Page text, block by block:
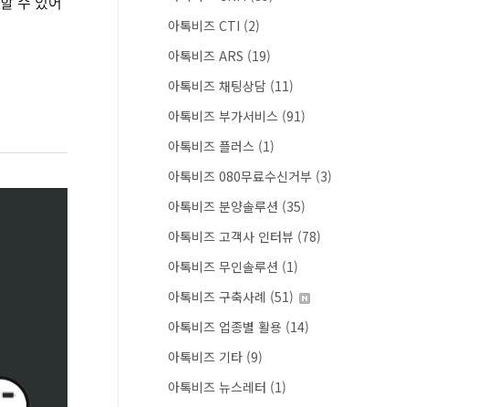
아톡비즈 CTI (2)
아톡비즈 ARS (19)
아톡비즈 채팅상담 (11)
아톡비즈 부가서비스 (91)
아톡비즈 플러스 (1)
아톡비즈 080무료수신거부 (3)
아톡비즈 분양솔루션 (35)
아톡비즈 고객사 인터뷰 (78)
아톡비즈 무인솔루션 (1)
아톡비즈 구축사례 (51)
아톡비즈 업종별 활용 (14)
아톡비즈 기타 (9)
아톡비즈 뉴스레터 (1)